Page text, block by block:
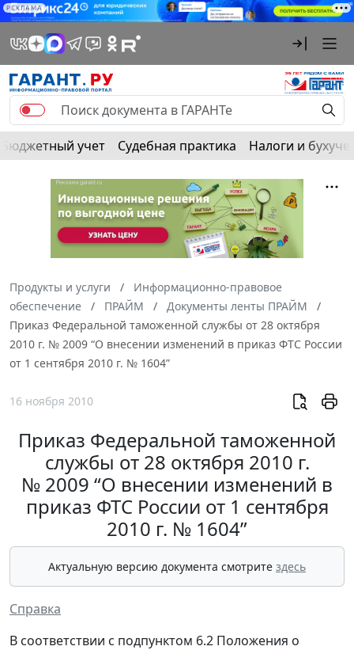
РЕКЛАМА
Бюджетный учет Судебная практика Налоги и
Продукты и услуги
Информационно-правовое
обеспечение
ПРАЙМ
Документы ленты ПРАЙМ
Приказ Федеральной таможенной службы от 28 октября
2010 г. № 2009 “О внесении изменений в приказ ФТС России
от 1 сентября 2010 г. № 1604”
16 ноября 2010
Приказ Федеральной таможенной
службы от 28 октября 2010 г.
№ 2009 “О внесении изменений в
приказ ФТС России от 1 сентября
2010 г. № 1604”
Актуальную версию документа смотрите здесь
Справка
В соответствии с подпунктом 6.2 Положения о